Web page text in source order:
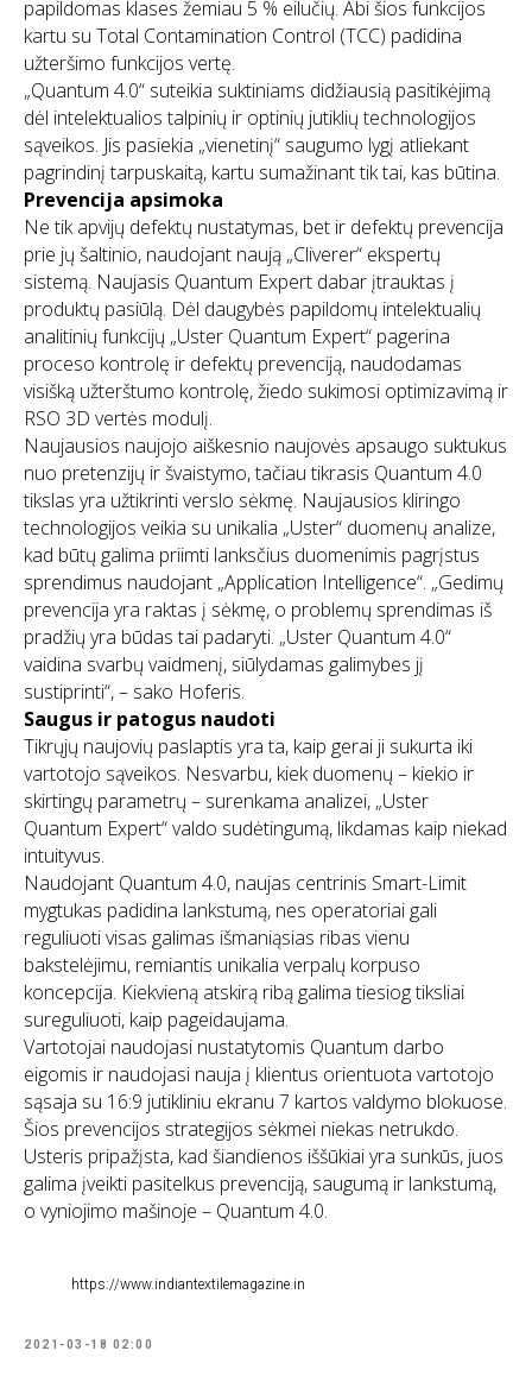
papildomas klases žemiau 5 % eilučių. Abi šios funkcijos
kartu su Total Contamination Control (TCC) padidina
užteršimo funkcijos vertę.
„Quantum 4.0“ suteikia suktiniams didžiausią pasitikėjimą
dėl intelektualios talpinių ir optinių jutiklių technologijos
sąveikos. Jis pasiekia „vienetinį“ saugumo lygį atliekant
pagrindinį tarpuskaitą, kartu sumažinant tik tai, kas būtina.
Prevencija apsimoka
Ne tik apvijų defektų nustatymas, bet ir defektų prevencija
prie jų šaltinio, naudojant naują „Cliverer“ ekspertų
sistemą. Naujasis Quantum Expert dabar įtrauktas į
produktų pasiūlą. Dėl daugybės papildomų intelektualių
analitinių funkcijų „Uster Quantum Expert“ pagerina
proceso kontrolę ir defektų prevenciją, naudodamas
visišką užterštumo kontrolę, žiedo sukimosi optimizavimą ir
RSO 3D vertės modulį.
Naujausios naujojo aiškesnio naujovės apsaugo suktukus
nuo pretenzijų ir švaistymo, tačiau tikrasis Quantum 4.0
tikslas yra užtikrinti verslo sėkmę. Naujausios kliringo
technologijos veikia su unikalia „Uster“ duomenų analize,
kad būtų galima priimti lanksčius duomenimis pagrįstus
sprendimus naudojant „Application Intelligence“. „Gedimų
prevencija yra raktas į sėkmę, o problemų sprendimas iš
pradžių yra būdas tai padaryti. „Uster Quantum 4.0“
vaidina svarbų vaidmenį, siūlydamas galimybes jį
sustiprinti“, – sako Hoferis.
Saugus ir patogus naudoti
Tikrųjų naujovių paslaptis yra ta, kaip gerai ji sukurta iki
vartotojo sąveikos. Nesvarbu, kiek duomenų – kiekio ir
skirtingų parametrų – surenkama analizei, „Uster
Quantum Expert“ valdo sudėtingumą, likdamas kaip niekad
intuityvus.
Naudojant Quantum 4.0, naujas centrinis Smart-Limit
mygtukas padidina lankstumą, nes operatoriai gali
reguliuoti visas galimas išmaniąsias ribas vienu
bakstelėjimu, remiantis unikalia verpalų korpuso
koncepcija. Kiekvieną atskirą ribą galima tiesiog tiksliai
sureguliuoti, kaip pageidaujama.
Vartotojai naudojasi nustatytomis Quantum darbo
eigomis ir naudojasi nauja į klientus orientuota vartotojo
sąsaja su 16:9 jutikliniu ekranu 7 kartos valdymo blokuose.
Šios prevencijos strategijos sėkmei niekas netrukdo.
Usteris pripažįsta, kad šiandienos iššūkiai yra sunkūs, juos
galima įveikti pasitelkus prevenciją, saugumą ir lankstumą,
o vyniojimo mašinoje – Quantum 4.0.
https://www.indiantextilemagazine.in
2021-03-18 02:00